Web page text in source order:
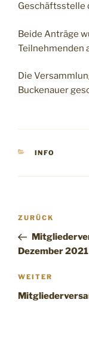
Geschäftsstelle
Beide Anträge
Teilnehmenden
Die
Buckenauer
KATEGORIEN
INFO
Vorheriger
Beitrag
ZURÜCK
Dezember
Nächster
Beitrag
WEITER